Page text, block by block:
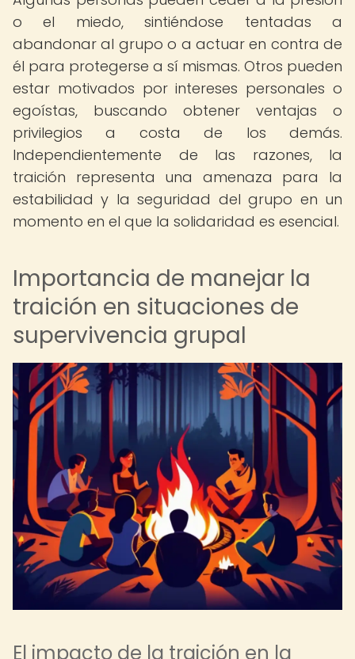
o el miedo, sintiéndose tentadas a
abandonar al grupo o a actuar en contra de
él para protegerse a sí mismas. Otros pueden
estar motivados por intereses personales o
egoístas, buscando obtener ventajas o
privilegios a costa de los demás.
Independientemente de las razones, la
traición representa una amenaza para la
estabilidad y la seguridad del grupo en un
momento en el que la solidaridad es esencial.
Importancia de manejar la
traición en situaciones de
supervivencia grupal
El impacto de la traición en la